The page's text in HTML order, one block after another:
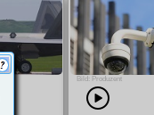
Bild: Produzent